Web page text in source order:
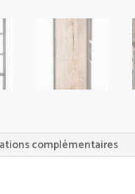
complémentaires